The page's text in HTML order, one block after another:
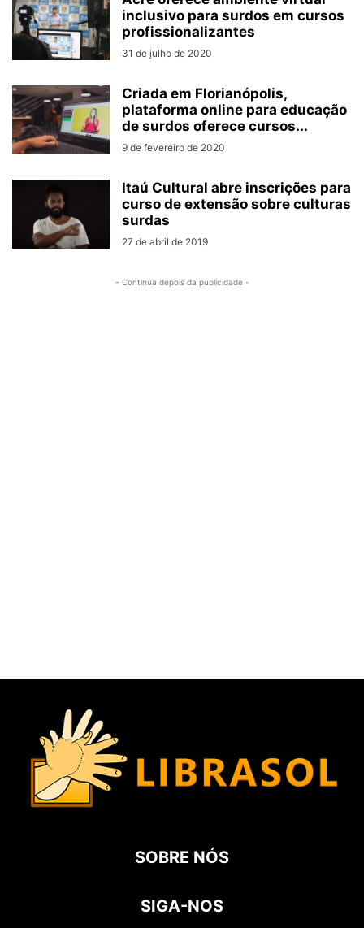
inclusivo para surdos em cursos
profissionalizantes
31 de julho de 2020
Criada em Florianópolis,
plataforma online para educação
de surdos oferece cursos...
9 de fevereiro de 2020
Itaú Cultural abre inscrições para
curso de extensão sobre culturas
surdas
27 de abril de 2019
- Continua depois da publicidade -
SOBRE NÓS
SIGA-NOS